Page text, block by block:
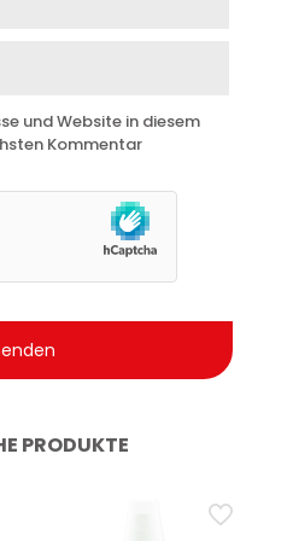
für italienische Frische und
und Website in diesem
Kommentar
PRODUKTE